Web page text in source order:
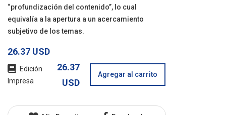
“profundización del contenido”, lo cual
equivalía a la apertura a un acercamiento
subjetivo de los temas.
26.37 USD
Edición
Impresa
26.37
USD
Agregar al carrito